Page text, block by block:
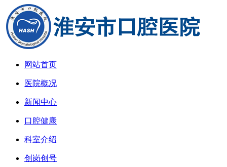
网站首页
医院概况
新闻中心
口腔健康
科室介绍
创岗创号